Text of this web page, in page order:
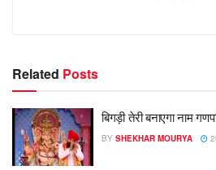
Related Posts
बिगड़ी तेरी बनाएगा नाम
BY SHEKHAR MOURYA